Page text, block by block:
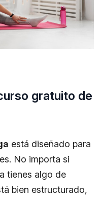
gratuito de
está diseñado para
No importa si
tienes algo de
bien estructurado,